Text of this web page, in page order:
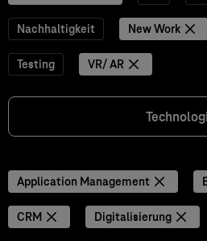
Nachhaltigkeit New Work
Testing VR/ AR
Application Management
CRM Digitalisierung